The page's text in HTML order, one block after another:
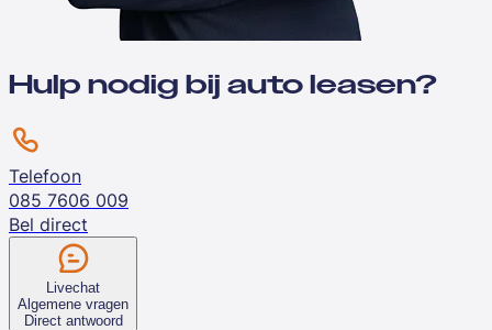
Hulp nodig bij auto leasen?
Telefoon
085 7606 009
Bel direct
Livechat
Algemene vragen
Direct antwoord